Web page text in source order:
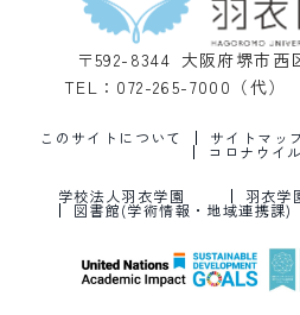
〒592-8344 大阪府堺市西
TEL：072-265-7000（代）
このサイトについて サイトマッ
コロナウイ
学校法人羽衣学園 羽衣学
図書館(学術情報・地域連携課)